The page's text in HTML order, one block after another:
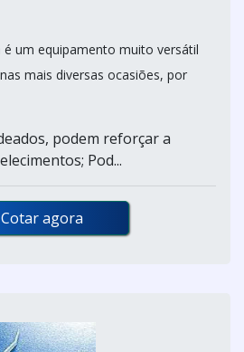
é um equipamento muito versátil
mais diversas ocasiões, por
podem reforçar a
Pod...
Cotar agora